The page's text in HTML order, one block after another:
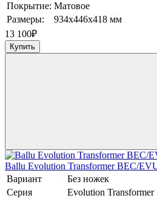
Покрытие: Матовое
Размеры:
934х446х418 мм
13 100₽
Купить
Ballu Evolution Transformer BEC/
Вариант
Без ножек
Серия
Evolution Transformer